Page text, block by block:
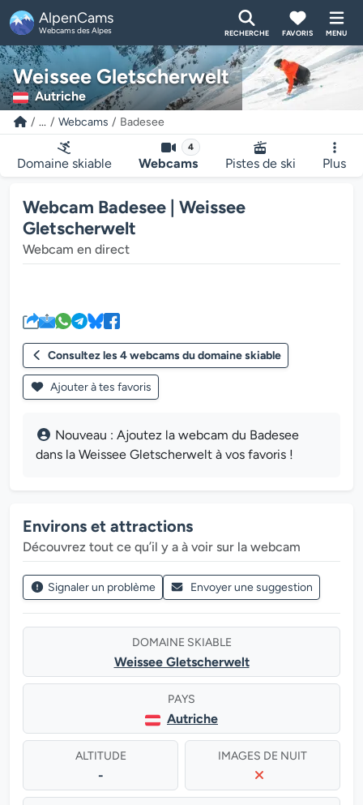
AlpenCams
Webcams des Alpes RECHERCHE FAVORIS MENU
Weissee Gletscherwelt
Autriche
... Webcams Badesee
Domaine skiable
4
Webcams Pistes de ski Plus
Webcam Badesee | Weissee
Gletscherwelt
Webcam en direct
Consultez les 4 webcams du domaine skiable
Ajouter à tes favoris
Nouveau : Ajoutez la webcam du Badesee
dans la Weissee Gletscherwelt à vos favoris !
Environs et attractions
Découvrez tout ce qu’il y a à voir sur la webcam
Signaler un problème Envoyer une suggestion
DOMAINE SKIABLE
Weissee Gletscherwelt
PAYS
Autriche
ALTITUDE
-
IMAGES DE NUIT